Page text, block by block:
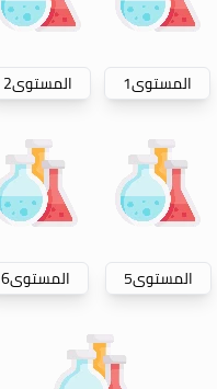
المستوى1 المستوى2
المستوى5 المستوى6